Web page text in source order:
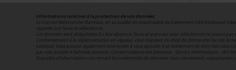
Informations relatives à la protection de vos données
Le Conseil National des Barreaux, en sa qualité de responsable du traitement (180 boulevard
rappeler par l'avocat sélectionné.
Les données sont obligatoires. En leur absence, l'avocat que vous avez sélectionné ne pourra pas
Conformément à la réglementation en vigueur, vous disposez du droit de demander l'accès, la
juridique. Vous pouvez également demander à vous opposer à un traitement de données vous
par voie postale à l’adresse suivante : Conseil national des barreaux - Service informatique - 180
Pour plus d’informations concernant les traitements de données vous concernant, vous pouvez